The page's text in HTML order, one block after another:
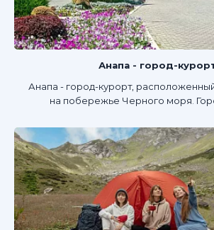
Анапа - город-
Анапа - город-курорт,
на побережье Черного моря.